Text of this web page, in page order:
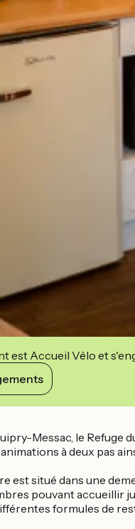
est Accueil Vélo et
Messac, le
à deux pas
est situé dans une
pouvant accueillir
formules de